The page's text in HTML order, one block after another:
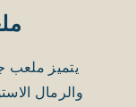
يتميز ملعب
والرمال